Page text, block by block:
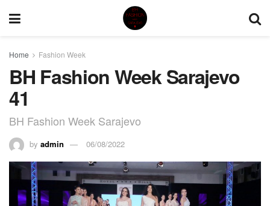
Home Fashion Week
BH Fashion Week Sarajevo
41
BH Fashion Week Sarajevo
by admin 06/08/2022